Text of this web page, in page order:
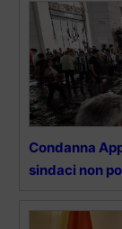
Condanna
sindaci non